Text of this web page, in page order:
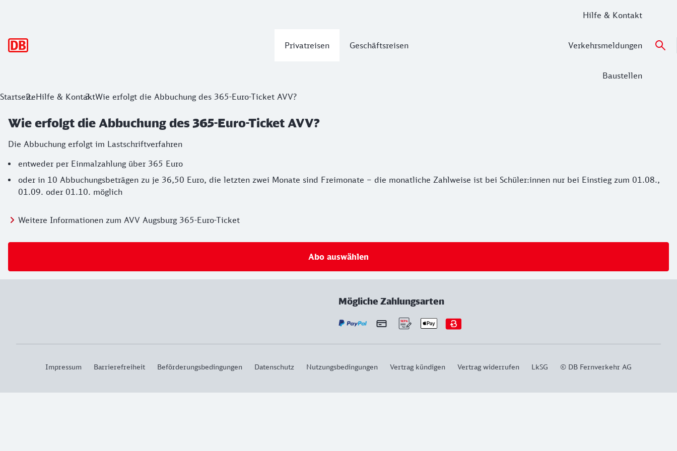
Privatreisen Geschäftsreisen
Hilfe & Kontakt
Verkehrsmeldungen
Baustellen
StartseiteHilfe & KontaktWie erfolgt die Abbuchung des 365-Euro-Ticket AVV?
Wie erfolgt die Abbuchung des 365-Euro-Ticket AVV?
Die Abbuchung erfolgt im Lastschriftverfahren
entweder per Einmalzahlung über 365 Euro
oder in 10 Abbuchungsbeträgen zu je 36,50 Euro, die letzten zwei Monate sind Freimonate – die monatliche Zahlweise ist bei Schüler:innen nur bei Einstieg zum 01.08.,
01.09. oder 01.10. möglich
Weitere Informationen zum AVV Augsburg 365-Euro-Ticket
Abo auswählen
Mögliche Zahlungsarten
Impressum Barrierefreiheit Beförderungsbedingungen Datenschutz Nutzungsbedingungen Vertrag kündigen Vertrag widerrufen LkSG © DB Fernverkehr AG